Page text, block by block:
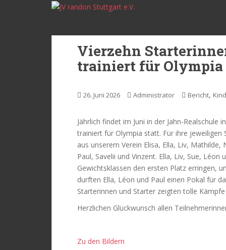
Vierzehn
trainiert für Olympia
26. Juni 2026 Administrator Bericht,
Jährlich findet im Juni in der Jahn-
trainiert für Olympia statt. Für ihre
aus unserem Verein Elisa, Ella, Liv,
Paul, Savelii und Vinzent. Ella, Liv, Sue,
Gewichtsklassen den ersten Platz erringen,
durften Ella, Léon und Paul einen Pokal für
Starterinnen und Starter zeigten tolle
Herzlichen Glückwunsch allen
Zu den Bildern